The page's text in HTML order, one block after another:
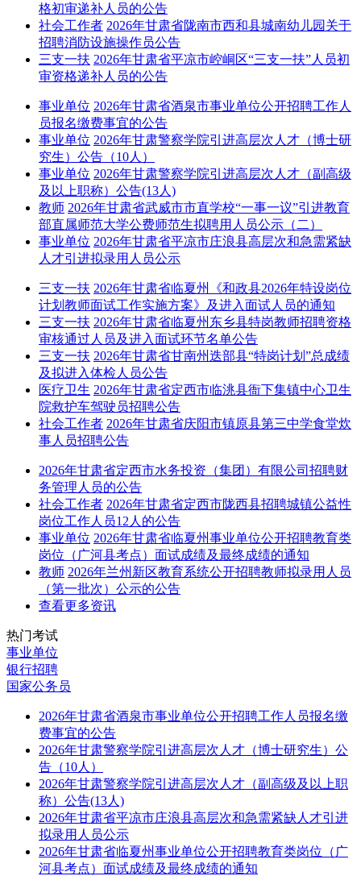
格初审递补人员的公告
社会工作者 2026年甘肃省陇南市西和县城南幼儿园关于
招聘消防设施操作员公告
三支一扶 2026年甘肃省平凉市崆峒区“三支一扶”人员初
审资格递补人员的公告
事业单位 2026年甘肃省酒泉市事业单位公开招聘工作人
员报名缴费事宜的公告
事业单位 2026年甘肃警察学院引进高层次人才（博士研
究生）公告（10人）
事业单位 2026年甘肃警察学院引进高层次人才（副高级
及以上职称）公告(13人)
教师 2026年甘肃省武威市市直学校“一事一议”引进教育
部直属师范大学公费师范生拟聘用人员公示（二）
事业单位 2026年甘肃省平凉市庄浪县高层次和急需紧缺
人才引进拟录用人员公示
三支一扶 2026年甘肃省临夏州《和政县2026年特设岗位
计划教师面试工作实施方案》及进入面试人员的通知
三支一扶 2026年甘肃省临夏州东乡县特岗教师招聘资格
审核通过人员及进入面试环节名单公告
三支一扶 2026年甘肃省甘南州迭部县“特岗计划”总成绩
及拟进入体检人员公告
医疗卫生 2026年甘肃省定西市临洮县衙下集镇中心卫生
院救护车驾驶员招聘公告
社会工作者 2026年甘肃省庆阳市镇原县第三中学食堂炊
事人员招聘公告
2026年甘肃省定西市水务投资（集团）有限公司招聘财
务管理人员的公告
社会工作者 2026年甘肃省定西市陇西县招聘城镇公益性
岗位工作人员12人的公告
事业单位 2026年甘肃省临夏州事业单位公开招聘教育类
岗位（广河县考点）面试成绩及最终成绩的通知
教师 2026年兰州新区教育系统公开招聘教师拟录用人员
（第一批次）公示的公告
查看更多资讯
热门考试
事业单位
银行招聘
国家公务员
2026年甘肃省酒泉市事业单位公开招聘工作人员报名缴
费事宜的公告
2026年甘肃警察学院引进高层次人才（博士研究生）公
告（10人）
2026年甘肃警察学院引进高层次人才（副高级及以上职
称）公告(13人)
2026年甘肃省平凉市庄浪县高层次和急需紧缺人才引进
拟录用人员公示
2026年甘肃省临夏州事业单位公开招聘教育类岗位（广
河县考点）面试成绩及最终成绩的通知